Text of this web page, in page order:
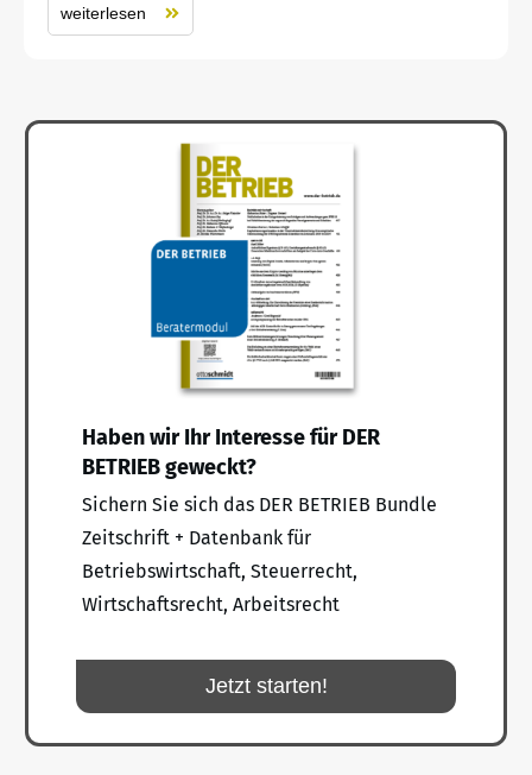
weiterlesen
Haben wir Ihr Interesse für DER
BETRIEB geweckt?
Sichern Sie sich das DER BETRIEB Bundle
Zeitschrift + Datenbank für
Betriebswirtschaft, Steuerrecht,
Wirtschaftsrecht, Arbeitsrecht
Jetzt starten!